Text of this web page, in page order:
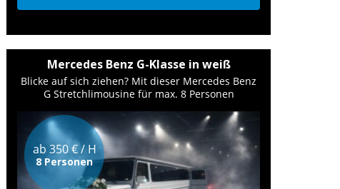
Mercedes Benz G-Klasse in weiß
Blicke auf sich ziehen? Mit dieser Mercedes Benz
G Stretchlimousine für max. 8 Personen
ab 350 € / H
8 Personen